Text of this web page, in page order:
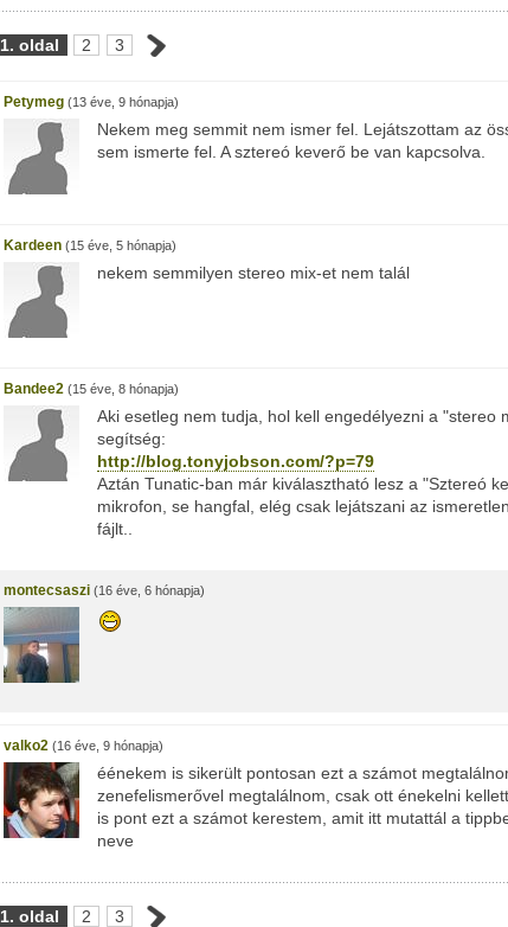
1. oldal 2 3
Petymeg (13 éve, 9 hónapja)
Nekem meg semmit nem ismer fel. Lejátszottam az
sem ismerte fel. A sztereó keverő be van kapcsolva.
Kardeen (15 éve, 5 hónapja)
nekem semmilyen stereo mix-et nem talál
Bandee2 (15 éve, 8 hónapja)
Aki esetleg nem tudja, hol kell engedélyezni a "stereo
segítség:
http://blog.tonyjobson.com/?p=79
Aztán Tunatic-ban már kiválasztható lesz a "Sztereó
mikrofon, se hangfal, elég csak lejátszani az
fájlt..
montecsaszi (16 éve, 6 hónapja)
valko2 (16 éve, 9 hónapja)
éénekem is sikerült pontosan ezt a számot
zenefelismerővel megtalálnom, csak ott énekelni
is pont ezt a számot kerestem, amit itt mutattál a
neve
1. oldal 2 3